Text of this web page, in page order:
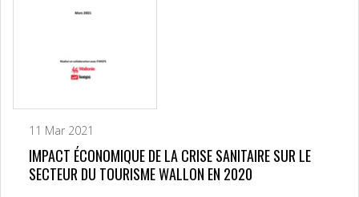
11 Mar 2021
IMPACT ÉCONOMIQUE DE LA CRISE SANITAIRE SUR LE
SECTEUR DU TOURISME WALLON EN 2020